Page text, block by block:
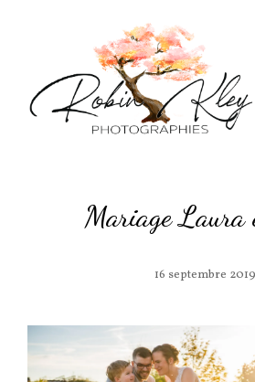
Mariage Laura
16 septembre 2019